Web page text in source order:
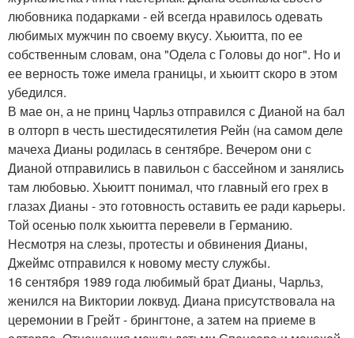
любовника подарками - ей всегда нравилось одевать
любимых мужчин по своему вкусу. Хьюитта, по ее
собственным словам, она "Одела с Головы до ног". Но и
ее верность тоже имела границы, и хьюитт скоро в этом
убедился.
В мае он, а не принц Чарльз отправился с Дианой на бал
в олторп в честь шестидесятилетия Рейн (на самом деле
мачеха Дианы родилась в сентябре. Вечером они с
Дианой отправились в павильон с бассейном и занялись
там любовью. Хьюитт понимал, что главный его грех в
глазах Дианы - это готовность оставить ее ради карьеры.
Той осенью полк хьюитта перевели в Германию.
Несмотря на слезы, протесты и обвинения Дианы,
Джеймс отправился к новому месту службы.
16 сентября 1989 года любимый брат Дианы, Чарльз,
женился на Виктории локвуд. Диана присутствовала на
церемонии в Грейт - брингтоне, а затем на приеме в